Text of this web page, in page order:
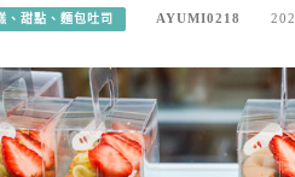
、甜點、麵包吐司 AYUMI0218